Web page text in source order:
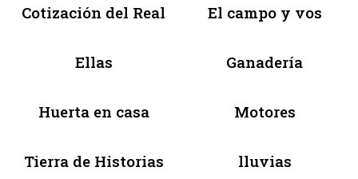
Cotización del Real El campo y vos
Ellas Ganadería
Huerta en casa Motores
Tierra de Historias lluvias